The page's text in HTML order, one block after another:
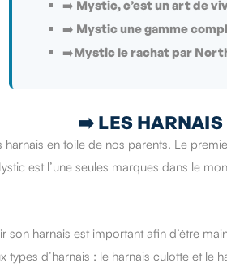
➡️ Mystic, c’est un art de
➡️ Mystic une gamme
➡️Mystic le rachat par
➡️ LES
harnais en toile de nos parents. Le
est l’une seules marques dans le
son harnais est important afin d’être
types d’harnais : le harnais culotte et le